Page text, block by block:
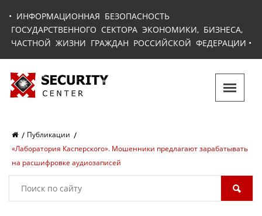
• ИНФОРМАЦИОННАЯ БЕЗОПАСНОСТЬ
ГОСУДАРСТВЕННОГО СЕКТОРА ЭКОНОМИКИ, БИЗНЕСА,
ЧАСТНОЙ ЖИЗНИ ГРАЖДАН РОССИЙСКОЙ ФЕДЕРАЦИИ •
Публикации
«Лаборатория Касперского». Мошенники предлагают зарабатывать
на расшифровке аудиозаписей